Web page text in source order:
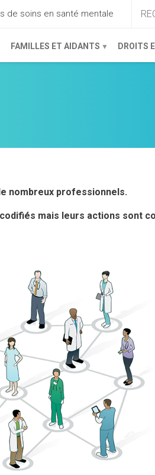
de soins en santé mentale
FAMILLES ET AIDANTS DROITS
nombreux professionnels.
mais leurs actions sont